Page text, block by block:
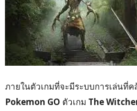
ภายในตัวเกมที่จะมีระบบการเล่นที่ค
Pokemon GO ตัวเกม The